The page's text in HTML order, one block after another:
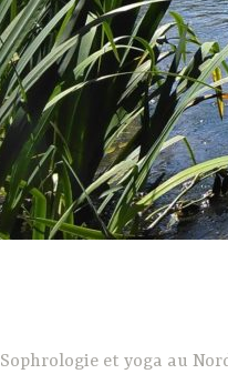
Sophrologie et yoga au